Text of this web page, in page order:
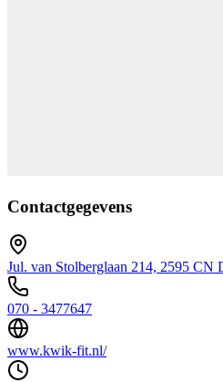
Contactgegevens
Jul. van Stolberglaan 214, 2595 CN
070 - 3477647
www.kwik-fit.nl/